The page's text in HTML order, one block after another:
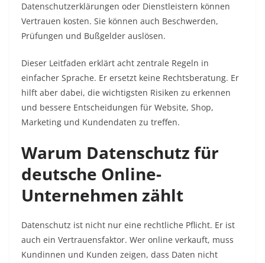
Datenschutzerklärungen oder Dienstleistern können
Vertrauen kosten. Sie können auch Beschwerden,
Prüfungen und Bußgelder auslösen.
Dieser Leitfaden erklärt acht zentrale Regeln in
einfacher Sprache. Er ersetzt keine Rechtsberatung. Er
hilft aber dabei, die wichtigsten Risiken zu erkennen
und bessere Entscheidungen für Website, Shop,
Marketing und Kundendaten zu treffen.
Warum Datenschutz für
deutsche Online-
Unternehmen zählt
Datenschutz ist nicht nur eine rechtliche Pflicht. Er ist
auch ein Vertrauensfaktor. Wer online verkauft, muss
Kundinnen und Kunden zeigen, dass Daten nicht